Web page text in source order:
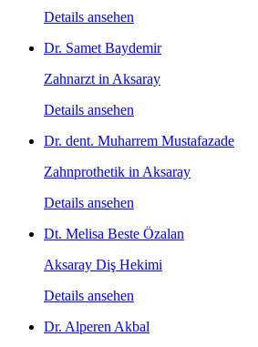
Details ansehen
Dr. Samet Baydemir
Zahnarzt in Aksaray
Details ansehen
Dr. dent. Muharrem Mustafazade
Zahnprothetik in Aksaray
Details ansehen
Dt. Melisa Beste Özalan
Aksaray Diş Hekimi
Details ansehen
Dr. Alperen Akbal